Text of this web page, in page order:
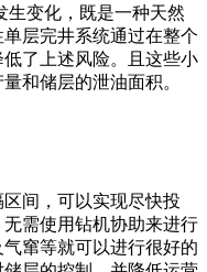
生变化，既是一种天然
层完井系统通过在整个
了上述风险。且这些小
和储层的泄油面积。
间，可以实现尽快投
需使用钻机协助来进行
窜等就可以进行很好的